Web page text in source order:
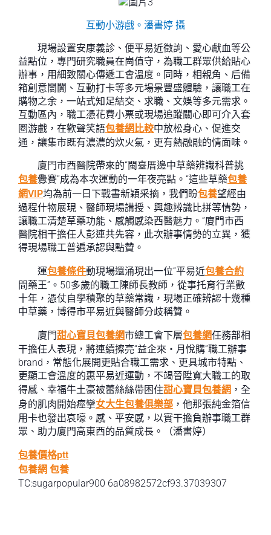
互動小游戲。潘書婷 攝
現場設置安康義診、便平易近徵詢、愛心獻血等公
益點位，專門研究職員在崗值守，為職工群眾供給貼心
辦事，用細致關心傳遞工會溫度。同時，相親角、后備
箱創意闤闠、互動打卡等多元場景豐盛體驗，讓職工在
購物之余，一站式知足結交、求職、文娛等多元需求。
互動區內，職工憑花費小票或現場追蹤關心即可介入套
圈游戲，在歡聲笑語包養網比較中放松身心、促進交
通，讓集市既有濃濃的炊火氣，更有熱融融的情面味。
廈門市西醫院帶來的“閩臺厝邊中草藥辨識科普挑
包養釁賽”成為本次運動的一年夜亮點。“這些草藥包養
網VIP均為前一日下戰書新穎采摘，我們盼包養望經由
過程什物展現、醫師現場講授、興趣辨識比拼等情勢，
讓職工清楚草藥功能、感觸感染西醫魅力。”廈門市西
醫院相干擔任人彭連共先容，此次辦事情勢的立異，獲
得現場職工普遍承認與點贊。
運包養條件動現場還涌現出一位“平易近包養合約
間藥王”。50多歲的職工陳師長教師，從事托育行業數
十年，憑仗自學積聚的草藥常識，現場正確辨認十幾種
中草藥，博得市平易近與醫師分歧稱贊。
廈門甜心寶貝包養網市總工會下層包養網任務部相
干擔任人表現，將連續擦亮“益企來・月悅購”職工辦事
brand，常態化展開更貼合職工需求、更具城市特點、
更顯工會溫度的惠平易近運動，不竭晉陞寬大職工的取
得感、幸福牛土豪被蕾絲絲帶困住甜心寶貝包養網 ，全
身的肌肉開始痙攣女大生包養俱樂部 ，他那張純金箔信
用卡也發出哀嚎。感、平安感，以實干擔負辦事職工群
眾、助力廈門高東西的品質成長。（潘書婷）
包養價格ptt
包養網 包養
TC:sugarpopular900 6a08982572cf93.37039307